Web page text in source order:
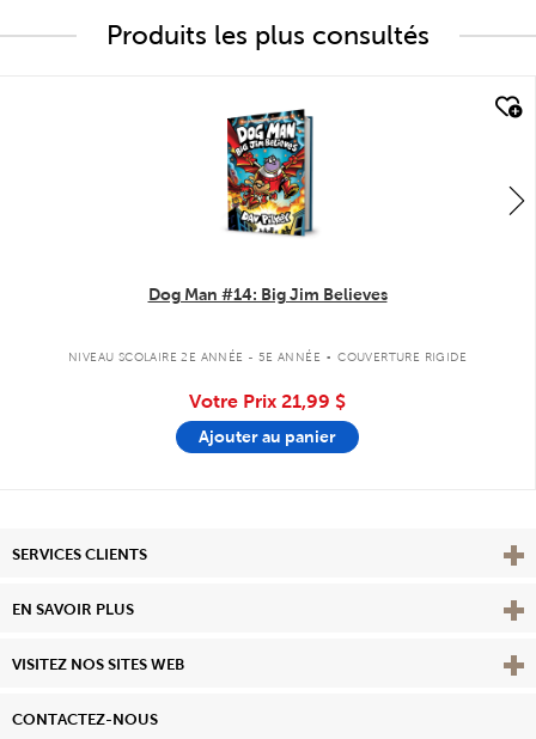
Produits les plus consultés
Dog Man #14: Big Jim Believes
NIVEAU SCOLAIRE 2E ANNÉE - 5E ANNÉE . COUVERTURE RIGIDE
Votre Prix 21,99 $
Ajouter au panier
SERVICES CLIENTS
EN SAVOIR PLUS View
VISITEZ NOS SITES WEB
CONTACTEZ-NOUS